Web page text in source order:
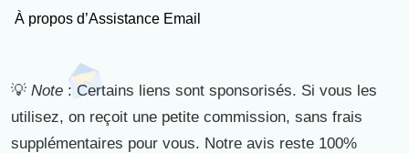
À propos d’Assistance Email
💡 Note : Certains liens sont sponsorisés. Si vous les
utilisez, on reçoit une petite commission, sans frais
supplémentaires pour vous. Notre avis reste 100%